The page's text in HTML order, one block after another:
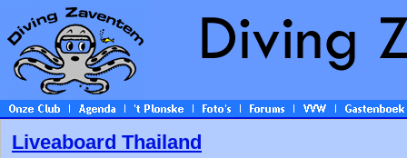
Liveaboard Thailand